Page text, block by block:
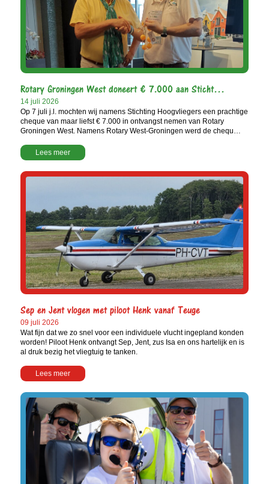
Rotary Groningen West doneert € 7.000 aan Sticht…
14 juli 2026
Op 7 juli j.l. mochten wij namens Stichting Hoogvliegers een prachtige
cheque van maar liefst € 7.000 in ontvangst nemen van Rotary
Groningen West. Namens Rotary West-Groningen werd de chequ…
Lees meer
Sep en Jent vlogen met piloot Henk vanaf Teuge
09 juli 2026
Wat fijn dat we zo snel voor een individuele vlucht ingepland konden
worden! Piloot Henk ontvangt Sep, Jent, zus Isa en ons hartelijk en is
al druk bezig het vliegtuig te tanken.
Lees meer